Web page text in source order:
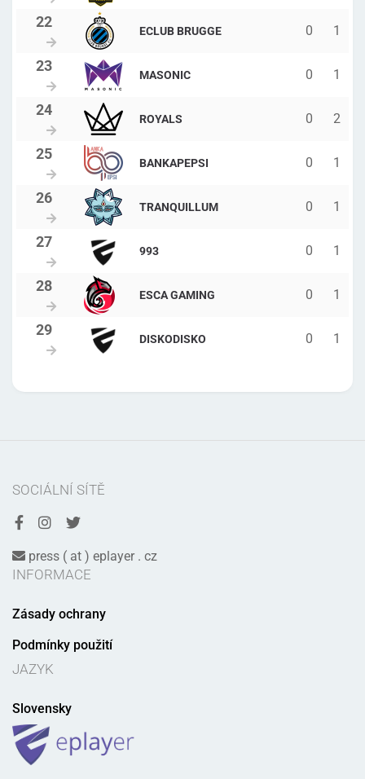
ECLUB BRUGGE 0 1
MASONIC 0 1
ROYALS 0 2
BANKAPEPSI 0 1
TRANQUILLUM 0 1
993 0 1
ESCA GAMING 0 1
DISKODISKO 0 1
SOCIÁLNÍ SÍTĚ
press ( at ) eplayer . cz
INFORMACE
Zásady ochrany
Podmínky použití
JAZYK
Slovensky